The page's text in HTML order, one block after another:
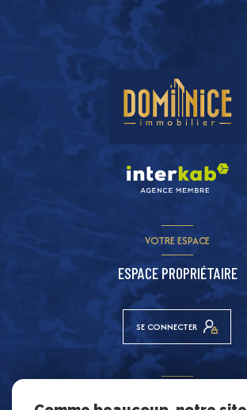
VOTRE ESPACE
ESPACE PROPRIÉTAIRE
SE CONNECTER